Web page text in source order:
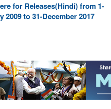
for Releases(Hindi) from 1-
2009 to 31-December 2017